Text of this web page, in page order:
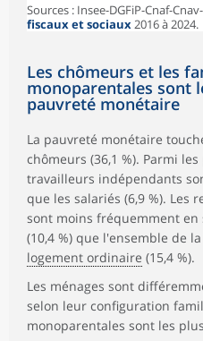
Sources : Insee-DGFiP-Cnaf-
fiscaux et sociaux2016 à 2024.
Les chômeurs et les
monoparentales sont
pauvreté monétaire
La pauvreté monétaire
chômeurs (36,1 %). Parmi
travailleurs indépendants
que les salariés (6,9 %). Les
sont moins fréquemment
(10,4 %) que l'ensemble de
logement ordinaire (15,4 %).
Les ménages sont
selon leur configuration
monoparentales sont les